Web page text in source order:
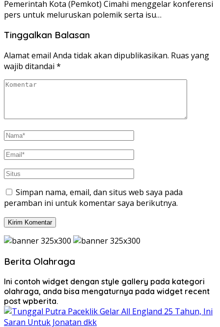
Pemerintah Kota (Pemkot) Cimahi menggelar konferensi
pers untuk meluruskan polemik serta isu…
Tinggalkan Balasan
Alamat email Anda tidak akan dipublikasikan. Ruas yang
wajib ditandai *
Simpan nama, email, dan situs web saya pada
peramban ini untuk komentar saya berikutnya.
Berita Olahraga
Ini contoh widget dengan style gallery pada kategori
olahraga, anda bisa mengaturnya pada widget recent
post wpberita.